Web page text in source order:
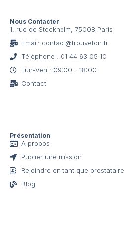
Présentation
A propos
Publier une mission
Rejoindre en tant que prestataire
Blog
Nous Contacter
1, rue de Stockholm, 75008 Paris
Email: contact@trouveton.fr
Téléphone : 01 44 63 05 10
Lun-Ven : 09:00 - 18:00
Contact